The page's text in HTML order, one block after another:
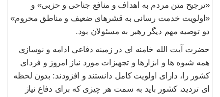
«ترجیح متن مردم به اهداف و منافع جناحی و حزبی» و
«اولویت خدمت رسانی به قشرهای ضعیف و مناطق محروم»
دو توصیه مهم دیگر رهبر به مسئولان بود.
حضرت آیت الله خامنه ای در زمینه دفاعی ادامه و نوسازی
همه شیوه ها و ابزارها و تجهیزات مورد نیاز امروز و فردای
کشور را، دارای اولویت کامل دانستند و افزودند: بدون لحظه
ای تردید، کشور باید به سمت هر چیزی که برای دفاع نیاز